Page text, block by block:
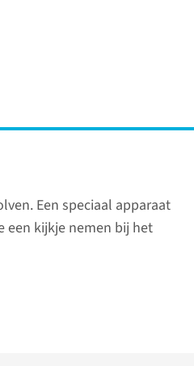
Een speciaal apparaat
een kijkje nemen bij het